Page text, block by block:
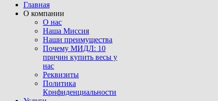
Главная
О компании
О нас
Наша Миссия
Наши преимущества
Почему МИДЛ: 10
причин купить весы у
нас
Реквизиты
Политика
Крнфиденциальности